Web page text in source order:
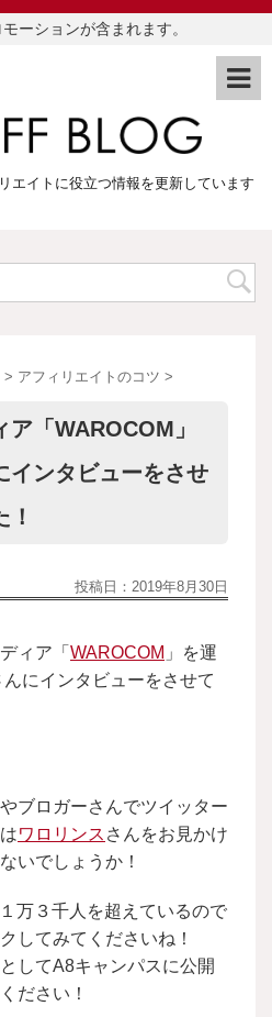
ーションが含まれます。
エイトに役立つ情報を更新しています
> アフィリエイトのコツ >
「WAROCOM」
インタビューをさせ
投稿日： 2019年8月30日
ィア「 WAROCOM 」を運
にインタビューをさせて
ブロガーさんでツイッター
ワロリンス さんをお見かけ
いでしょうか！
万３千人を超えているので
してみてくださいね！
してA8キャンパスに公開
ださい！